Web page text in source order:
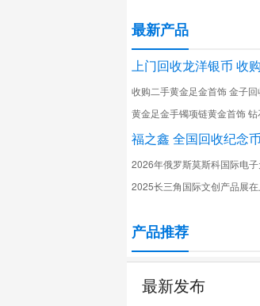
最新产品
上门回收龙洋银币 收
收购二手黄金足金首饰 金子
黄金足金手镯项链黄金首饰
福之鑫 全国回收纪念
2026年俄罗斯莫斯科国际电
2025长三角国际文创产品展
产品推荐
最新发布